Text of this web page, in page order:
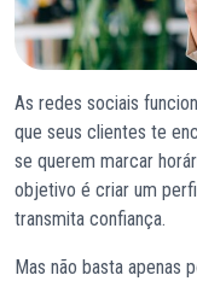
As redes sociais
que seus clientes te
se querem marcar
objetivo é criar um
transmita confiança.
Mas não basta apenas